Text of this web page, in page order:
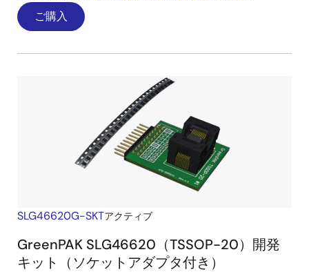
ご購入
SLG46620G-SKTアクティブ
GreenPAK SLG46620（TSSOP-20）開発
キット（ソケットアダプタ付き）